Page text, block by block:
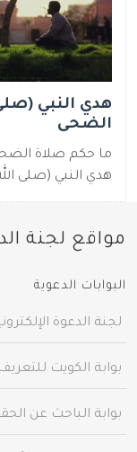
هدي النبي
الضحى
ما حكم صلاة
هدي النبي (صلى
مواقع لجنة
البوابات الدعوية
لجنة الدعوة
بوابة الكويت
بوابة الباحث عن